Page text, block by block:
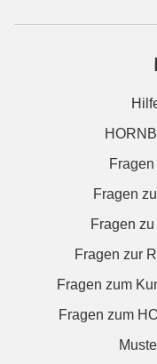
Fragen
Fragen
Fragen zur
Fragen zum
Fragen zum